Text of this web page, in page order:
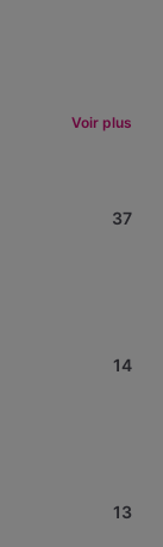
Voir plus
37
14
13